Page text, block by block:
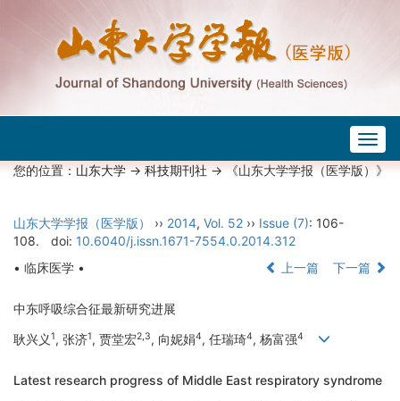
您的位置：山东大学->科技期刊社-> 《山东大学学报（医学版）》
山东大学学报（医学版） ›› 2014, Vol. 52 ›› Issue (7): 106-
108.
doi: 10.6040/j.issn.1671-7554.0.2014.312
• 临床医学 •
上一篇 下一篇
中东呼吸综合征最新研究进展
耿兴义1, 张济1, 贾堂宏2,3, 向妮娟4, 任瑞琦4, 杨富强4
Latest research progress of Middle East respiratory syndrome